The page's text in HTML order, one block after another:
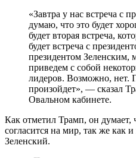
«Завтра у нас встреча с
думаю, что это будет
будет вторая встреча,
будет встреча с
президентом
приведем с собой
лидеров. Возможно, нет.
произойдет», — сказал
Овальном кабинете.
Как отметил Трамп, он
согласится на мир, так же как
Зеленский.